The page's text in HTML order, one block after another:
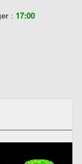
: 17:00